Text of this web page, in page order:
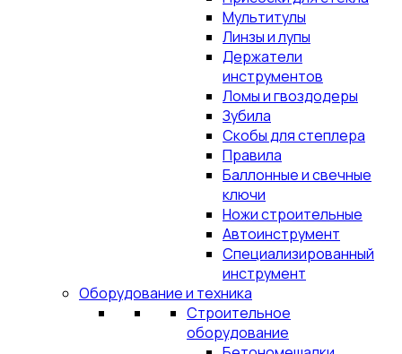
Мультитулы
Линзы и лупы
Держатели
инструментов
Ломы и гвоздодеры
Зубила
Скобы для степлера
Правила
Баллонные и свечные
ключи
Ножи строительные
Автоинструмент
Специализированный
инструмент
Оборудование и техника
Строительное
оборудование